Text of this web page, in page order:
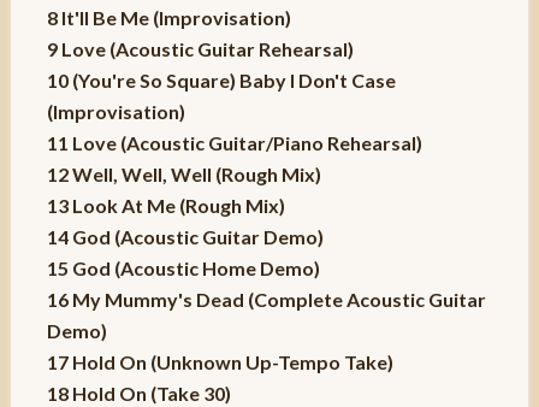
8 It'll Be Me (Improvisation)
9 Love (Acoustic Guitar Rehearsal)
10 (You're So Square) Baby I Don't Case
(Improvisation)
11 Love (Acoustic Guitar/Piano Rehearsal)
12 Well, Well, Well (Rough Mix)
13 Look At Me (Rough Mix)
14 God (Acoustic Guitar Demo)
15 God (Acoustic Home Demo)
16 My Mummy's Dead (Complete Acoustic Guitar
Demo)
17 Hold On (Unknown Up-Tempo Take)
18 Hold On (Take 30)